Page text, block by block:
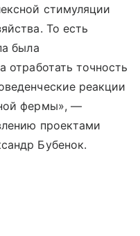
стимуляции
То есть
была
отработать точность
реакции
фермы», —
проектами
Бубенок.